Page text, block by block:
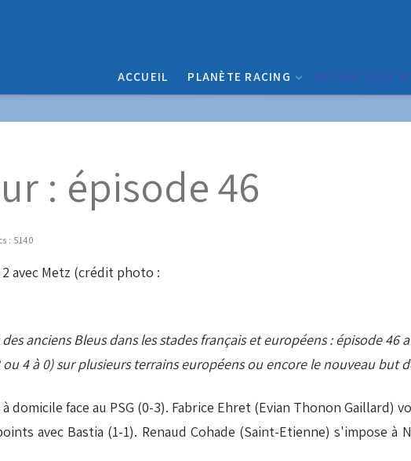
ACCUEIL PLANÈTE RACING RACING CLUB
: épisode 46
: 5140
anciens Bleusdans les stades français et européens : épisode
4 à 0) sur plusieurs terrains européens ou encore le nouveau but
domicile face au PSG (0-3). Fabrice Ehret (Evian Thonon
avec Bastia (1-1). Renaud Cohade (Saint-Etienne) s'impose à